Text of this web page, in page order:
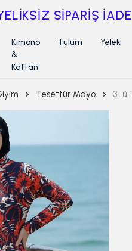
SİPARİŞ
Kimono
&
Kaftan
Tulum Yelek
Tesettür Mayo 3'Lü